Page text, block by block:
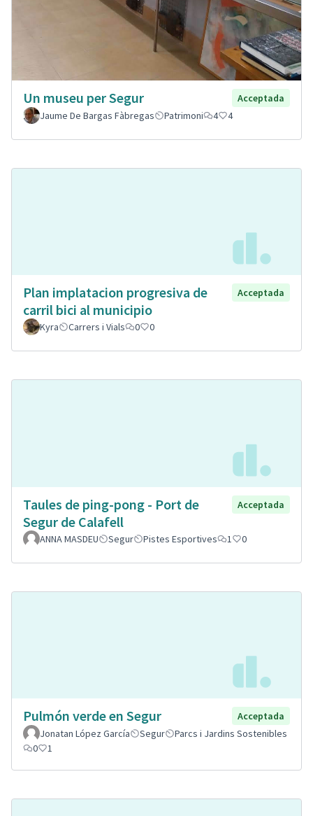
Un museu per Segur
Acceptada
Jaume De Bargas Fàbregas
Patrimoni 4 4
Plan implatacion progresiva de
carril bici al municipio
Acceptada
Kyra Carrers i Vials 0 0
Taules de ping-pong - Port de
Segur de Calafell
Acceptada
ANNA MASDEU Segur Pistes Esportives 1 0
Pulmón verde en Segur
Acceptada
Jonatan López García
Segur
Parcs i Jardins Sostenibles
0
1